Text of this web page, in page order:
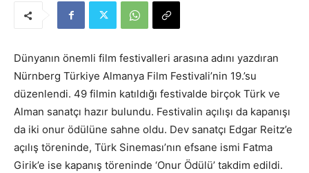
Dünyanın önemli film festivalleri arasına adını yazdıran
Nürnberg Türkiye Almanya Film Festivali’nin 19.’su
düzenlendi. 49 filmin katıldığı festivalde birçok Türk ve
Alman sanatçı hazır bulundu. Festivalin açılışı da kapanışı
da iki onur ödülüne sahne oldu. Dev sanatçı Edgar Reitz’e
açılış töreninde, Türk Sineması’nın efsane ismi Fatma
Girik’e ise kapanış töreninde ‘Onur Ödülü’ takdim edildi.